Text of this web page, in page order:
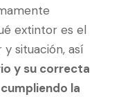
extintor es el
situación, así
y su correcta
la